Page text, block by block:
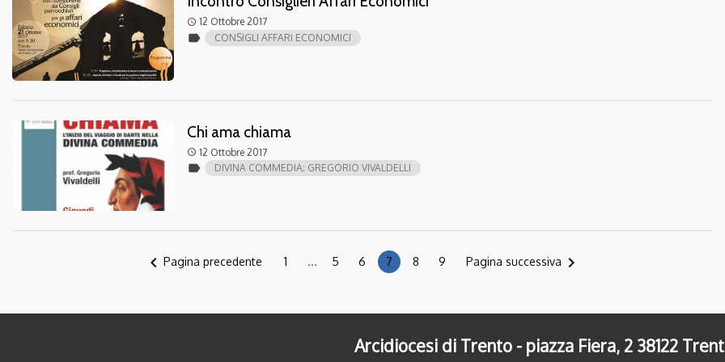
access_time 12 Ottobre 2017
label CONSIGLI AFFARI ECONOMICI
Chi ama chiama
access_time 12 Ottobre 2017
label DIVINA COMMEDIA; GREGORIO VIVALDELLI
navigate_before Pagina precedente 1 ... 5 6 7 8 9 Pagina successiva navigate_next
Arcidiocesi di Trento - piazza Fiera, 2 38122